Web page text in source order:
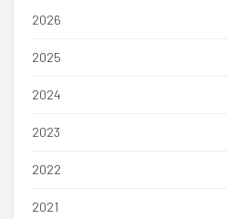
2026
2025
2024
2023
2022
2021